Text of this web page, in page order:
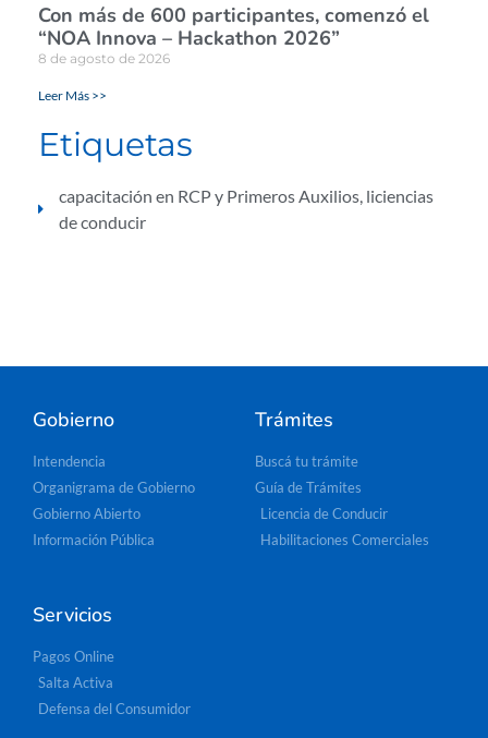
Con más de 600 participantes, comenzó el
“NOA Innova – Hackathon 2026”
8 de agosto de 2026
Leer Más >>
Etiquetas
capacitación en RCP y Primeros Auxilios liciencias
de conducir
Gobierno
Intendencia
Organigrama de Gobierno
Gobierno Abierto
Información Pública
Trámites
Buscá tu trámite
Guía de Trámites
Licencia de Conducir
Habilitaciones Comerciales
Servicios
Pagos Online
Salta Activa
Defensa del Consumidor